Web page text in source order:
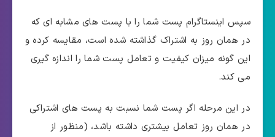
سپس اینستاگرام پست شما را با پست های مشابه ای که
در همان روز به اشتراک گذاشته شده است، مقایسه کرده و
این گونه میزان کیفیت و تعامل پست شما را اندازه گیری
می کند.
در این مرحله اگر پست شما نسبت به پست های اشتراکی
در همان روز تعامل بیشتری داشته باشد، (منظور از